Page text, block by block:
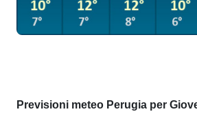
Previsioni meteo Perugia per